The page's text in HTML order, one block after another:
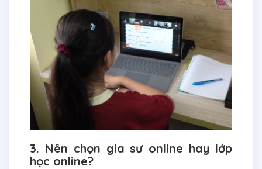
3. Nên chọn gia sư online hay lớp
học online?